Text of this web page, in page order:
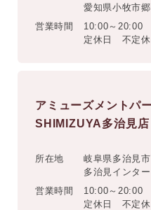
愛知県小牧市
営業時間
10:00～20:00
定休日 不定休
アミューズメントパ
SHIMIZUYA多治見店
所在地
岐阜県多治見
多治見インタ
営業時間
10:00～20:00
定休日 不定休